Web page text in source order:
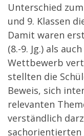
Unterschied zum
und 9. Klassen
Damit waren
(8.-9. Jg.) als
Wettbewerb
stellten die
Beweis, sich
relevanten
verständlich
sachorientierten